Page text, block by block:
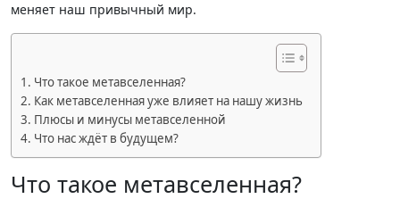
меняет наш привычный мир.
Что такое метавселенная?
Как метавселенная уже влияет на нашу жизнь
Плюсы и минусы метавселенной
Что нас ждёт в будущем?
Что такое метавселенная?